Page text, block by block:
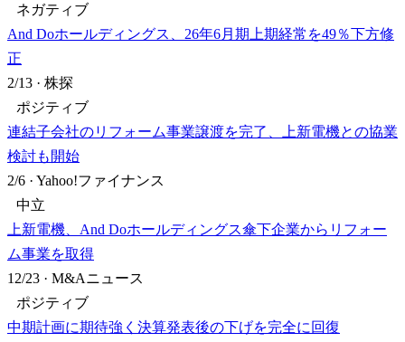
ネガティブ
And Doホールディングス、26年6月期上期経常を49％下方修
正
2/13 · 株探
ポジティブ
連結子会社のリフォーム事業譲渡を完了、上新電機との協業
検討も開始
2/6 · Yahoo!ファイナンス
中立
上新電機、And Doホールディングス傘下企業からリフォー
ム事業を取得
12/23 · M&Aニュース
ポジティブ
中期計画に期待強く決算発表後の下げを完全に回復